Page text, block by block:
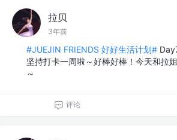
拉贝
3年前
#JUEJIN FRIENDS 好好生活计划#
坚持打卡一周啦～好棒好棒！今天和拉
～
评论